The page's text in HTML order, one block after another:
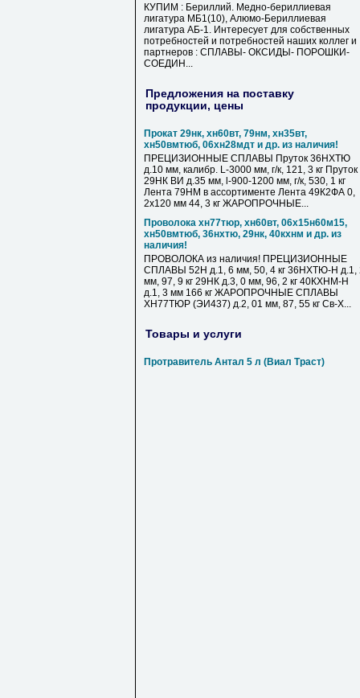
КУПИМ : Бериллий. Медно-бериллиевая
лигатура МБ1(10), Алюмо-Бериллиевая
лигатура АБ-1. Интересует для собственных
потребностей и потребностей наших коллег и
партнеров : СПЛАВЫ- ОКСИДЫ- ПОРОШКИ-
СОЕДИН...
Предложения на поставку
продукции, цены
Прокат 29нк, хн60вт, 79нм, хн35вт,
хн50вмтюб, 06хн28мдт и др. из наличия!
ПРЕЦИЗИОННЫЕ СПЛАВЫ Пруток 36НХТЮ
д.10 мм, калибр. L-3000 мм, г/к, 121, 3 кг Пруток
29НК ВИ д.35 мм, l-900-1200 мм, г/к, 530, 1 кг
Лента 79НМ в ассортименте Лента 49К2ФА 0,
2х120 мм 44, 3 кг ЖАРОПРОЧНЫЕ...
Проволока хн77тюр, хн60вт, 06х15н60м15,
хн50вмтюб, 36нхтю, 29нк, 40кхнм и др. из
наличия!
ПРОВОЛОКА из наличия! ПРЕЦИЗИОННЫЕ
СПЛАВЫ 52Н д.1, 6 мм, 50, 4 кг 36НХТЮ-Н д.1,
мм, 97, 9 кг 29НК д.3, 0 мм, 96, 2 кг 40КХНМ-Н
д.1, 3 мм 166 кг ЖАРОПРОЧНЫЕ СПЛАВЫ
ХН77ТЮР (ЭИ437) д.2, 01 мм, 87, 55 кг Св-Х...
Товары и услуги
Протравитель Антал 5 л (Виал Траст)